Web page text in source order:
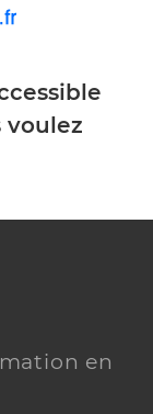
voulez
en